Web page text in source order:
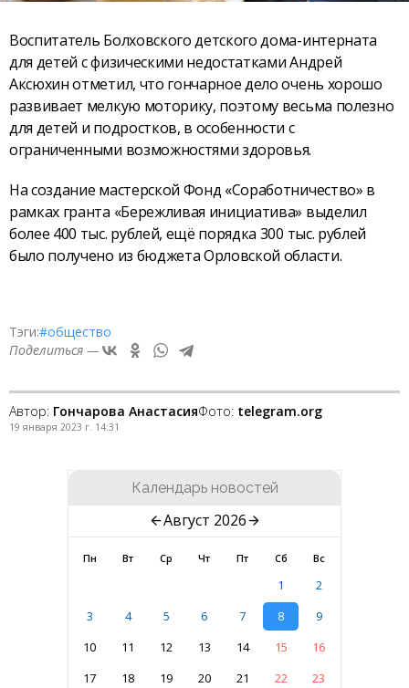
Воспитатель Болховского детского дома-интерната
для детей с физическими недостатками Андрей
Аксюхин отметил, что гончарное дело очень хорошо
развивает мелкую моторику, поэтому весьма полезно
для детей и подростков, в особенности с
ограниченными возможностями здоровья.
На создание мастерской Фонд «Соработничество» в
рамках гранта «Бережливая инициатива» выделил
более 400 тыс. рублей, ещё порядка 300 тыс. рублей
было получено из бюджета Орловской области.
Тэги:#общество
Поделиться —
Автор: Гончарова АнастасияФото: telegram.org
19 января 2023 г. 14:31
Календарь новостей
Август 2026
Пн Вт Ср Чт Пт Сб Вс
1
2
3
4 5 6 7 8
9
10
11 12 13 14 15
16
17
18 19 20 21 22
23